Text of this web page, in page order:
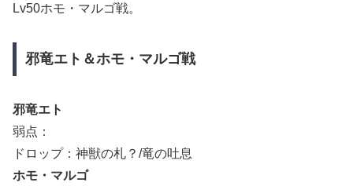
Lv50ホモ・マルゴ戦。
邪竜エト＆ホモ・マルゴ戦
邪竜エト
弱点：
ドロップ：神獣の札？/竜の吐息
ホモ・マルゴ